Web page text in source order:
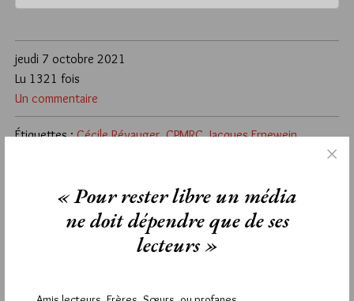
jeudi 7 octobre 2021
Un commentaire
Lu 1321 fois
Étiquettes :Cécile Révauger,CPMRC,Jacques Ernewein,
« Pour rester libre un média
ne doit dépendre que de ses
lecteurs »